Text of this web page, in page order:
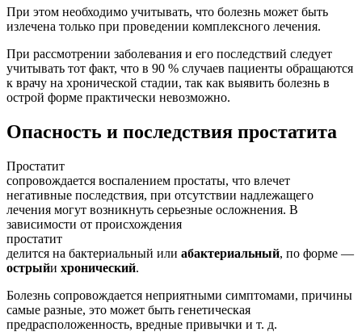
При этом необходимо учитывать, что болезнь может быть
излечена только при проведении комплексного лечения.
При рассмотрении заболевания и его последствий следует
учитывать тот факт, что в 90 % случаев пациенты обращаются
к врачу на хронической стадии, так как выявить болезнь в
острой форме практически невозможно.
Опасность и последствия простатита
Простатит
сопровождается воспалением простаты, что влечет
негативные последствия, при отсутствии надлежащего
лечения могут возникнуть серьезные осложнения. В
зависимости от происхождения
простатит
делится на бактериальный или абактериальный, по форме —
острыйи хронический.
Болезнь сопровождается неприятными симптомами, причины
самые разные, это может быть генетическая
предрасположенность, вредные привычки и т. д.